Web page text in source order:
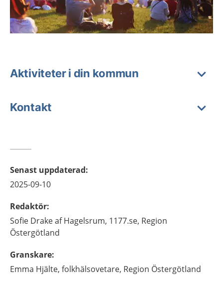
Aktiviteter i din kommun
Kontakt
Senast uppdaterad:
2025-09-10
Redaktör:
Sofie Drake af Hagelsrum, 1177.se, Region
Östergötland
Granskare:
Emma Hjälte, folkhälsovetare, Region Östergötland